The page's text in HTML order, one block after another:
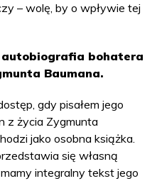
– wolę, by o wpływie tej
autobiografia bohatera
Baumana.
gdy pisałem jego
z życia Zygmunta
jako osobna książka.
się własną
integralny tekst jego